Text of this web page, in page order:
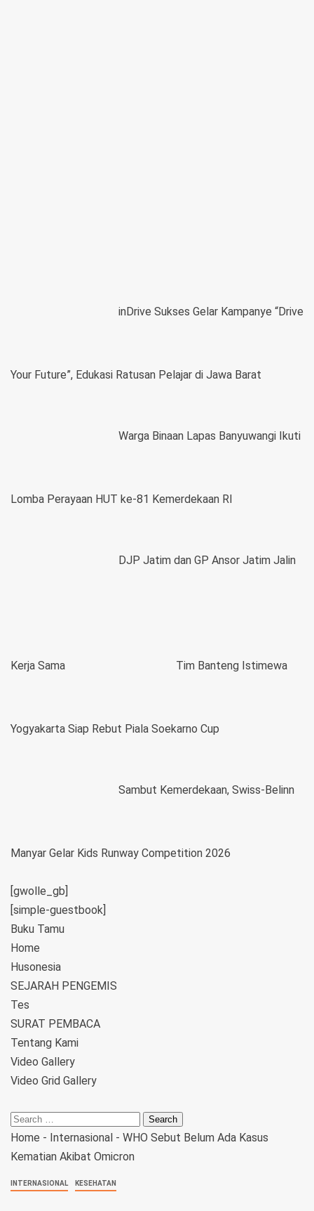
inDrive Sukses Gelar Kampanye “Drive
Your Future”, Edukasi Ratusan Pelajar di Jawa Barat
Warga Binaan Lapas Banyuwangi Ikuti
Lomba Perayaan HUT ke-81 Kemerdekaan RI
DJP Jatim dan GP Ansor Jatim Jalin
Kerja Sama Tim Banteng Istimewa
Yogyakarta Siap Rebut Piala Soekarno Cup
Sambut Kemerdekaan, Swiss-Belinn
Manyar Gelar Kids Runway Competition 2026
[gwolle_gb]
[simple-guestbook]
Buku Tamu
Home
Husonesia
SEJARAH PENGEMIS
Tes
SURAT PEMBACA
Tentang Kami
Video Gallery
Video Grid Gallery
Home - Internasional - WHO Sebut Belum Ada Kasus
Kematian Akibat Omicron
INTERNASIONAL KESEHATAN